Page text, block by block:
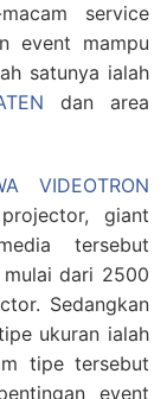
service
event mampu
satunya ialah
dan area
VIDEOTRON
giant
tersebut
dari 2500
Sedangkan
ukuran ialah
tipe tersebut
event